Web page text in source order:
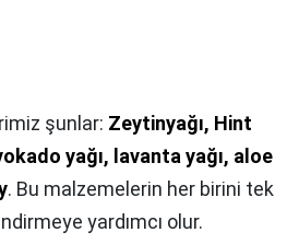
şunlar: Zeytinyağı, Hint
yağı, lavanta yağı, aloe
. Bu malzemelerin her birini tek
yardımcı olur.